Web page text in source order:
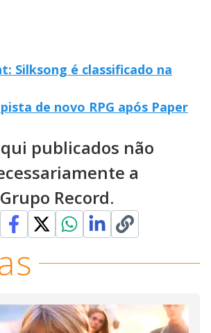
Silksong é classificado na
de novo RPG após Paper
publicados não
a
Record.